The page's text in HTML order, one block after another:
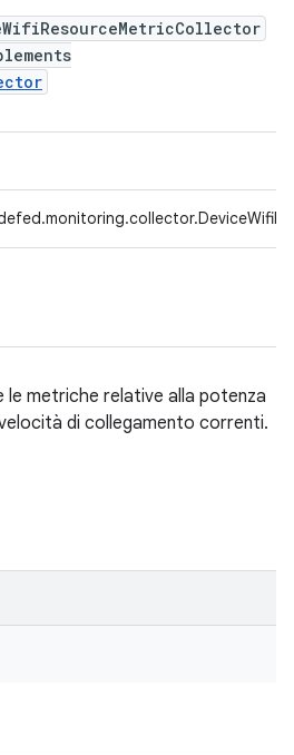
metriche relative alla potenza
di collegamento correnti.